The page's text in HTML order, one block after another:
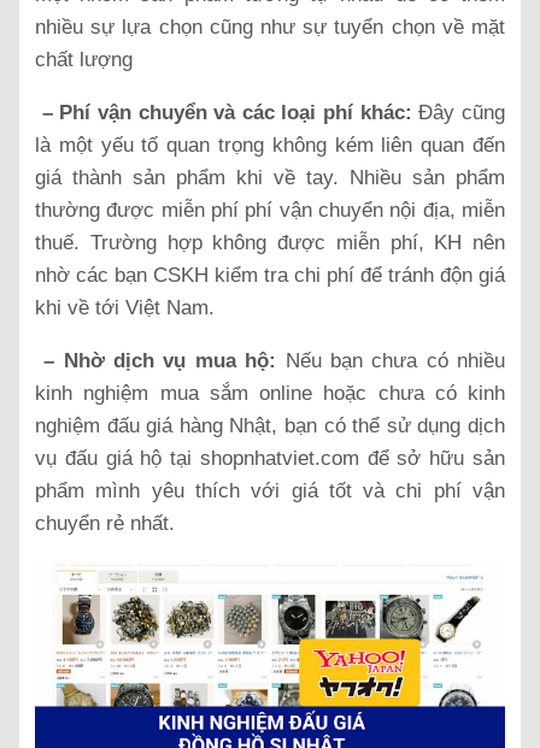
nhiều sự lựa chọn cũng như sự tuyển chọn về mặt
chất lượng
– Phí vận chuyển và các loại phí khác: Đây cũng
là một yếu tố quan trọng không kém liên quan đến
giá thành sản phẩm khi về tay. Nhiều sản phẩm
thường được miễn phí phí vận chuyển nội địa, miễn
thuế. Trường hợp không được miễn phí, KH nên
nhờ các bạn CSKH kiểm tra chi phí để tránh độn giá
khi về tới Việt Nam.
– Nhờ dịch vụ mua hộ: Nếu bạn chưa có nhiều
kinh nghiệm mua sắm online hoặc chưa có kinh
nghiệm đấu giá hàng Nhật, bạn có thể sử dụng dịch
vụ đấu giá hộ tại shopnhatviet.com để sở hữu sản
phẩm mình yêu thích với giá tốt và chi phí vận
chuyển rẻ nhất.